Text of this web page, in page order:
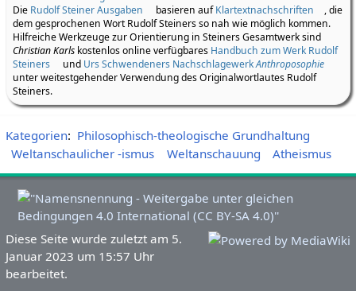
Die Rudolf Steiner Ausgaben basieren aufKlartextnachschriften
, die
dem gesprochenen Wort Rudolf Steiners so nah wie möglich kommen.
Hilfreiche Werkzeuge zur Orientierung in Steiners Gesamtwerk sind
Christian Karlskostenlos online verfügbares Handbuch zum Werk Rudolf
Steiners
und Urs Schwendeners NachschlagewerkAnthroposophie
unter weitestgehender Verwendung des Originalwortlautes Rudolf
Steiners.
Kategorien: Philosophisch-theologische Grundhaltung
Weltanschaulicher -ismus
Weltanschauung Atheismus
Diese Seite wurde zuletzt am 5.
Januar 2023 um 15:57 Uhr
bearbeitet.